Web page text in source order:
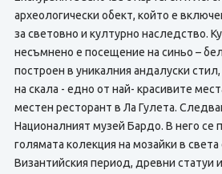
археологически обект, който е
за световно и културно наследство.
несъмнено е посещение на синьо –
построен в уникалния андалуски
на скала - едно от най- красивите
местен ресторант в Ла Гулета.
Националният музей Бардо. В него се
голямата колекция на мозайки в света
Византийския период, древни статуи